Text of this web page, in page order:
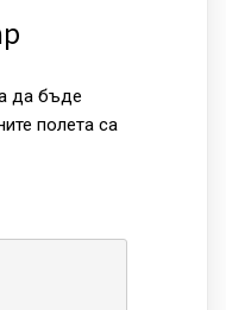
да бъде
полета са